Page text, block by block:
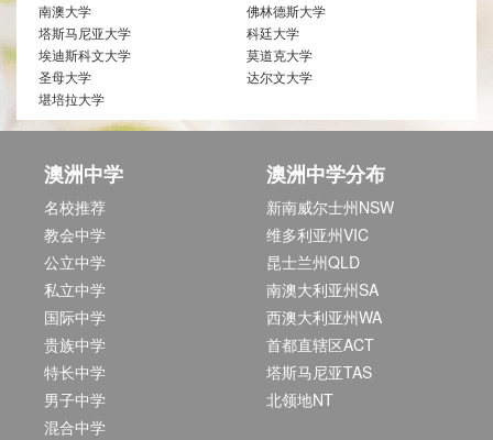
南澳大学
佛林德斯大学
塔斯马尼亚大学
科廷大学
埃迪斯科文大学
莫道克大学
圣母大学
达尔文大学
堪培拉大学
澳洲中学
名校推荐
教会中学
公立中学
私立中学
国际中学
贵族中学
特长中学
男子中学
混合中学
澳洲中学分布
新南威尔士州NSW
维多利亚州VIC
昆士兰州QLD
南澳大利亚州SA
西澳大利亚州WA
首都直辖区ACT
塔斯马尼亚TAS
北领地NT